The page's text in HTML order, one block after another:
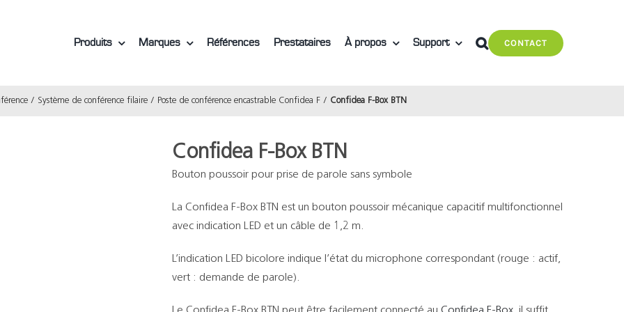
Produits Marques Références Prestataires À propos Support CONTACT
Système de conférence filaire Poste de conférence encastrable Confidea F Confidea F-Box BTN
Confidea F-Box BTN
Bouton poussoir pour prise de parole sans symbole
La Confidea F-Box BTN est un bouton poussoir mécanique capacitif multifonctionnel
avec indication LED et un câble de 1,2 m.
L’indication LED bicolore indique l’état du microphone correspondant (rouge : actif,
vert : demande de parole).